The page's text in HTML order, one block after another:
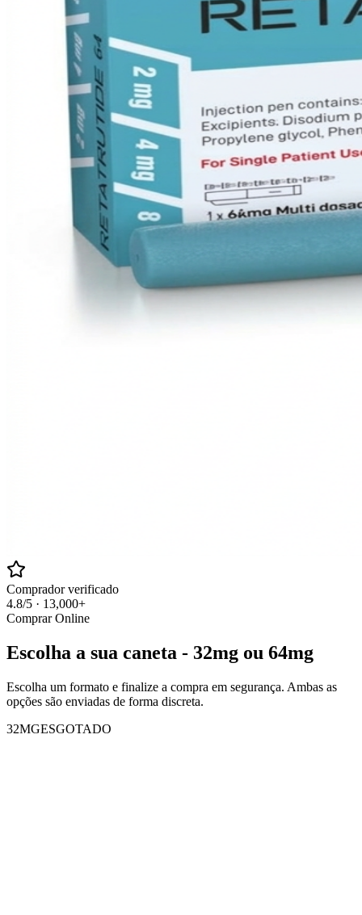
Comprador verificado
4.8/5 · 13,000+
Comprar Online
Escolha a sua caneta - 32mg ou 64mg
Escolha um formato e finalize a compra em segurança. Ambas as
opções são enviadas de forma discreta.
32MGESGOTADO